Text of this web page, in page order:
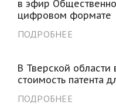
в эфир
цифровом формате
ПОДРОБНЕЕ
В Тверской области
стоимость патента
ПОДРОБНЕЕ